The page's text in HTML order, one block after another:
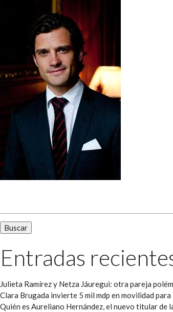
Entradas
Julieta Ramírez y Netza Jáuregui: otra pareja
Clara Brugada invierte 5 mil mdp en movilidad
Quién es Aureliano Hernández, el nuevo titular de